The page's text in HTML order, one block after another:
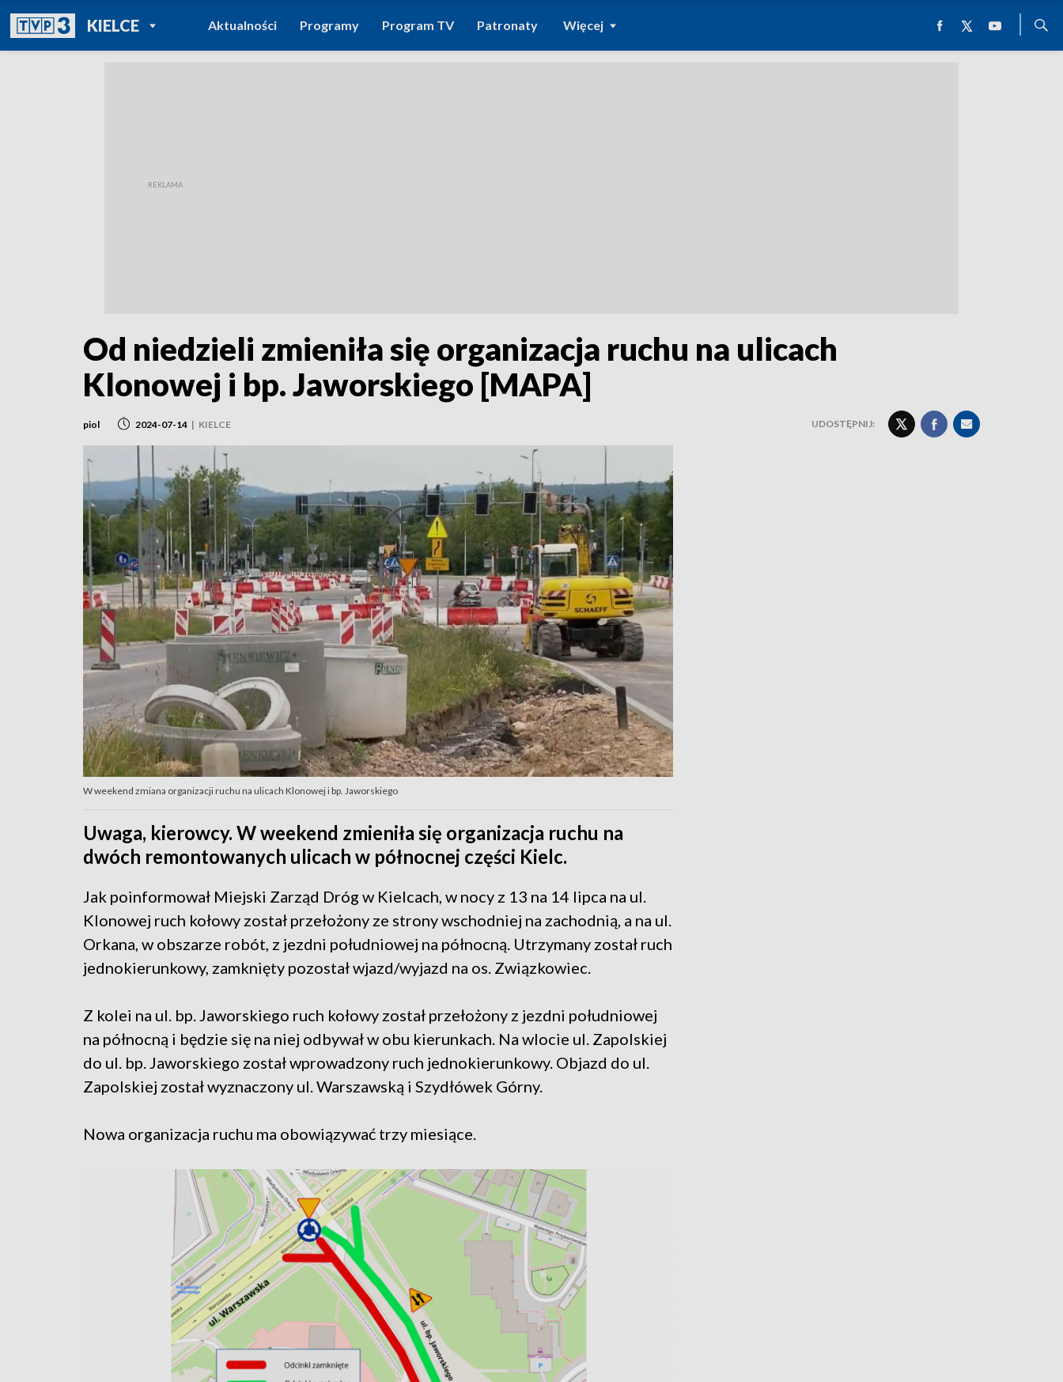
KIELCEPOWRÓT DO
TVP REGIONY
Aktualności Programy Program TV Patronaty Więcej
Od niedzieli zmieniła się organizacja ruchu na ulicach
Klonowej i bp. Jaworskiego [MAPA]
piol 2024-07-14 | KIELCE UDOSTĘPNIJ:
W weekend zmiana organizacji ruchu na ulicach Klonowej i bp. Jaworskiego
Uwaga, kierowcy. W weekend zmieniła się organizacja ruchu na
dwóch remontowanych ulicach w północnej części Kielc.
Jak poinformował Miejski Zarząd Dróg w Kielcach, w nocy z 13 na 14 lipca na ul.
Klonowej ruch kołowy został przełożony ze strony wschodniej na zachodnią, a na ul.
Orkana, w obszarze robót, z jezdni południowej na północną. Utrzymany został ruch
jednokierunkowy, zamknięty pozostał wjazd/wyjazd na os. Związkowiec.
Z kolei na ul. bp. Jaworskiego ruch kołowy został przełożony z jezdni południowej
na północną i będzie się na niej odbywał w obu kierunkach. Na wlocie ul. Zapolskiej
do ul. bp. Jaworskiego został wprowadzony ruch jednokierunkowy. Objazd do ul.
Zapolskiej został wyznaczony ul. Warszawską i Szydłówek Górny.
Nowa organizacja ruchu ma obowiązywać trzy miesiące.